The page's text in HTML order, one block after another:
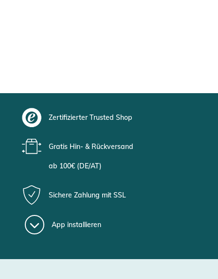
Zertifizierter Trusted Shop
Gratis Hin- & Rückversand
ab 100€ (DE/AT)
Sichere Zahlung mit SSL
App installieren